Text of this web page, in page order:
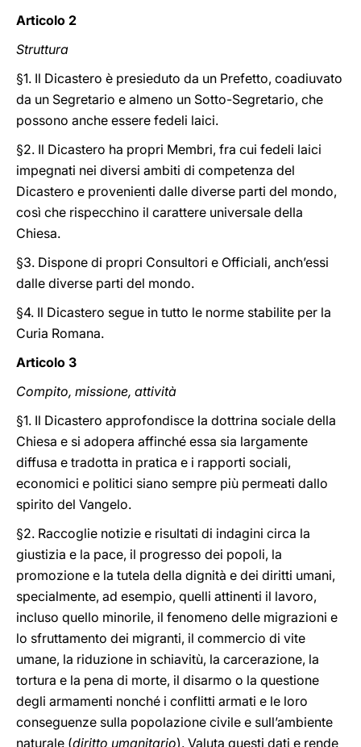
Articolo 2
Struttura
§1. Il Dicastero è presieduto da un Prefetto, coadiuvato
da un Segretario e almeno un Sotto-Segretario, che
possono anche essere fedeli laici.
§2. Il Dicastero ha propri Membri, fra cui fedeli laici
impegnati nei diversi ambiti di competenza del
Dicastero e provenienti dalle diverse parti del mondo,
così che rispecchino il carattere universale della
Chiesa.
§3. Dispone di propri Consultori e Officiali, anch’essi
dalle diverse parti del mondo.
§4. Il Dicastero segue in tutto le norme stabilite per la
Curia Romana.
Articolo 3
Compito, missione, attività
§1. Il Dicastero approfondisce la dottrina sociale della
Chiesa e si adopera affinché essa sia largamente
diffusa e tradotta in pratica e i rapporti sociali,
economici e politici siano sempre più permeati dallo
spirito del Vangelo.
§2. Raccoglie notizie e risultati di indagini circa la
giustizia e la pace, il progresso dei popoli, la
promozione e la tutela della dignità e dei diritti umani,
specialmente, ad esempio, quelli attinenti il lavoro,
incluso quello minorile, il fenomeno delle migrazioni e
lo sfruttamento dei migranti, il commercio di vite
umane, la riduzione in schiavitù, la carcerazione, la
tortura e la pena di morte, il disarmo o la questione
degli armamenti nonché i conflitti armati e le loro
conseguenze sulla popolazione civile e sull’ambiente
naturale (diritto umanitario). Valuta questi dati e rende